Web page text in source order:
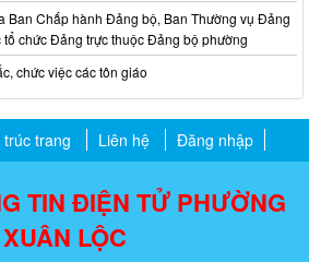
Ban Chấp hành Đảng bộ, Ban Thường vụ Đảng
chức Đảng trực thuộc Đảng bộ phường
chức việc các tôn giáo
trúc trang Liên hệ Đăng nhập
TIN ĐIỆN TỬ PHƯỜNG
XUÂN LỘC